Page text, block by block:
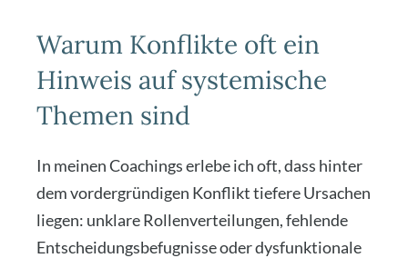
Warum Konflikte oft ein
Hinweis auf systemische
Themen sind
In mei­nen Coa­chings erle­be ich oft, dass hin­ter
dem vor­der­grün­di­gen Kon­flikt tie­fe­re Ursa­chen
lie­gen: unkla­re Rol­len­ver­tei­lun­gen, feh­len­de
Ent­schei­dungs­be­fug­nis­se oder dys­funk­tio­na­le